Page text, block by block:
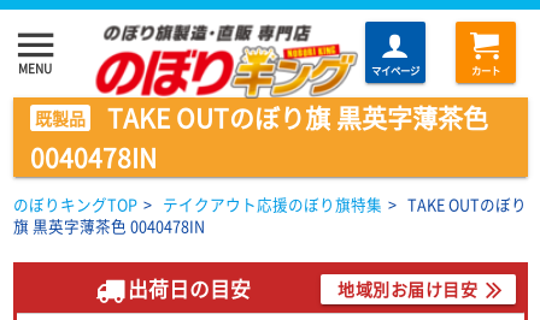
menu
MENU マイページ カート
既製品
TAKE OUTのぼり旗 黒英字薄茶色
0040478IN
のぼりキングTOP > テイクアウト応援のぼり旗特集 > TAKE OUTのぼり
旗 黒英字薄茶色 0040478IN
出荷日の目安 地域別お届け目安